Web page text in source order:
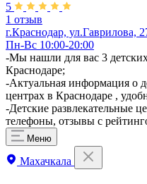
5
1 отзыв
г.Краснодар, ул.Гаврилова,
Пн-Вс 10:00-20:00
-Мы нашли для вас 3
Краснодаре;
-Актуальная информация о
центрах в Краснодаре ,
-Детские развлекательные
телефоны, отзывы с
Меню
Махачкала